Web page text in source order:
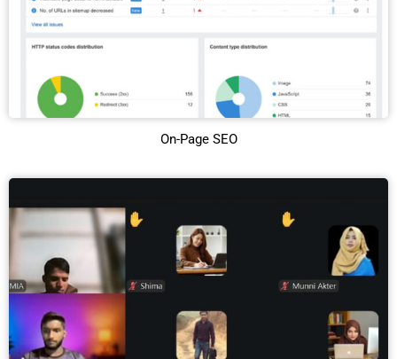
On-Page SEO